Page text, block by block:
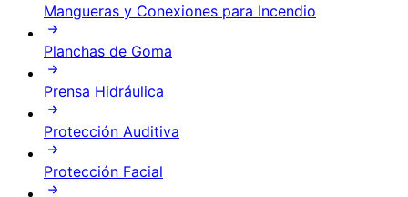
Mangueras y Conexiones para Incendio
Planchas de Goma
Prensa Hidráulica
Protección Auditiva
Protección Facial